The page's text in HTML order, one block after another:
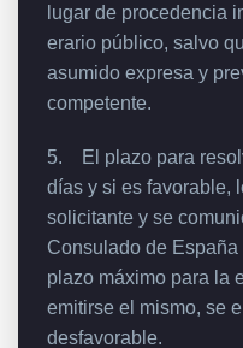
lugar de procedencia
erario público, salvo
asumido expresa y
competente.
5. El plazo para
días y si es favorable,
solicitante y se
Consulado de España
plazo máximo para la
emitirse el mismo, se
desfavorable.